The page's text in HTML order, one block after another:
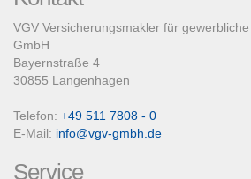
VGV Versicherungsmakler für
GmbH
Bayernstraße 4
30855 Langenhagen
Telefon: +49 511 7808 - 0
E-Mail: info@vgv-gmbh.de
Service